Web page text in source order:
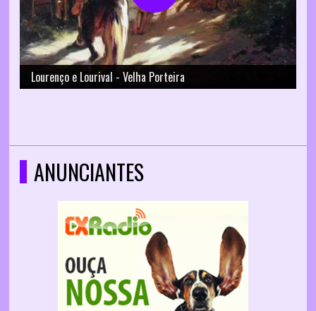
Lourenço e Lourival - Velha Porteira
ANUNCIANTES